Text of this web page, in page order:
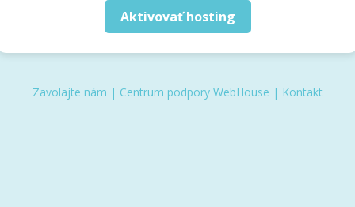
Aktivovať hosting
Zavolajte nám | Centrum podpory WebHouse | Kontakt